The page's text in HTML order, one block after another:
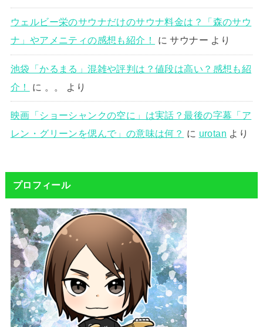
ウェルビー栄のサウナだけのサウナ料金は？「森のサウ
ナ」やアメニティの感想も紹介！
にサウナー より
池袋「かるまる」混雑や評判は？値段は高い？感想も紹
介！
に 。。 より
映画「ショーシャンクの空に」は実話？最後の字幕「ア
レン・グリーンを偲んで」の意味は何？ に urotan より
プロフィール